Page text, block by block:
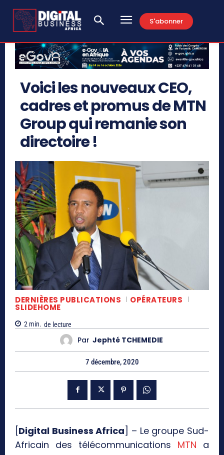
S'abonner
Voici les nouveaux CEO,
cadres et promus de MTN
Group qui remanie son
directoire !
DERNIÈRES PUBLICATIONS OPÉRATEURS
SLIDEHOME
2 min. de lecture
Par Jephté TCHEMEDIE
7 décembre, 2020
[Digital Business Africa] – Le groupe Sud-
Africain des télécommunications MTN a